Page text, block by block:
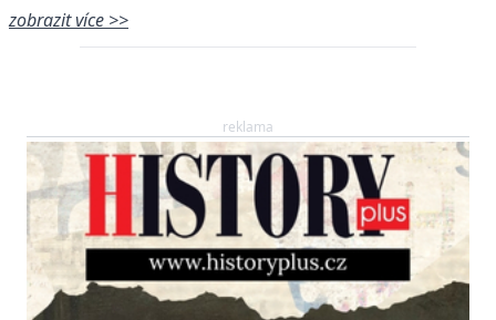
Čína. Čína obvinila USA z ignorování závazků
vyplývajících z mezinárodních smluv a
společností SpaceX Elona […]
zobrazit více >>
reklama